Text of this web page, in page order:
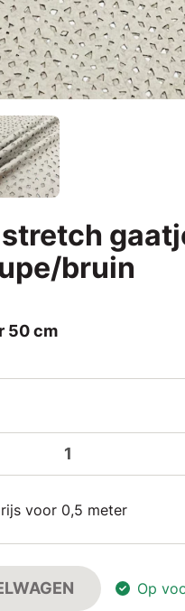
bruin
50 cm
voor 0,5 meter
Op